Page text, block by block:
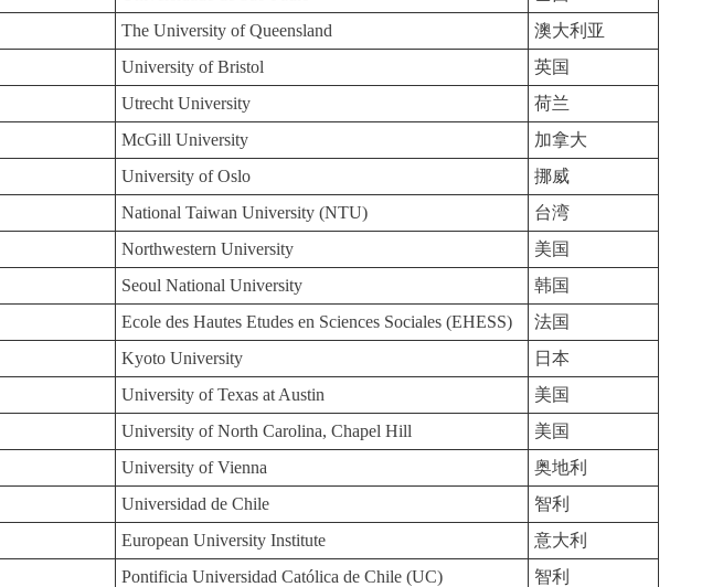
The University of Queensland
澳大利亚
University of Bristol
英国
Utrecht University
荷兰
McGill University
加拿大
University of Oslo
挪威
National Taiwan University (NTU)
台湾
Northwestern University
美国
Seoul National University
韩国
Ecole des Hautes Etudes en Sciences Sociales (EHESS)
法国
Kyoto University
日本
University of Texas at Austin
美国
University of North Carolina, Chapel Hill
美国
University of Vienna
奥地利
Universidad de Chile
智利
European University Institute
意大利
Pontificia Universidad Católica de Chile (UC)
智利